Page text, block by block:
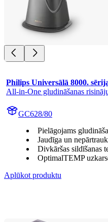
Philips Universālā 8000.
All-in-One gludināšanas
GC628/80
Pielāgojams
Jaudīga un
Divkāršas sildīšanas
OptimalTEMP
Aplūkot produktu